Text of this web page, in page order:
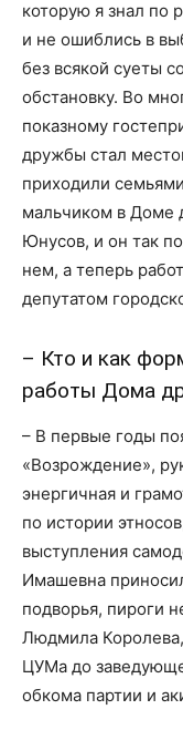
которую я знал по
и не ошиблись в
без всякой суеты
обстановку. Во
показному
дружбы стал
приходили
мальчиком в Доме
Юнусов, и он так
нем, а теперь
депутатом
– Кто и как
работы Дома
– В первые годы
«Возрождение»,
энергичная и
по истории
выступления
Имашевна
подворья, пироги
Людмила
ЦУМа до
обкома партии и